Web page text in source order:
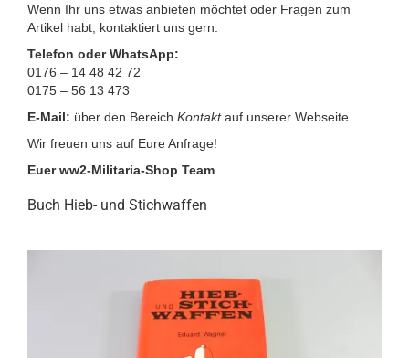
Wenn Ihr uns etwas anbieten möchtet oder Fragen zum
Artikel habt, kontaktiert uns gern:
Telefon oder WhatsApp:
0176 – 14 48 42 72
0175 – 56 13 473
E-Mail: über den Bereich Kontakt auf unserer Webseite
Wir freuen uns auf Eure Anfrage!
Euer ww2-Militaria-Shop Team
Buch Hieb- und Stichwaffen